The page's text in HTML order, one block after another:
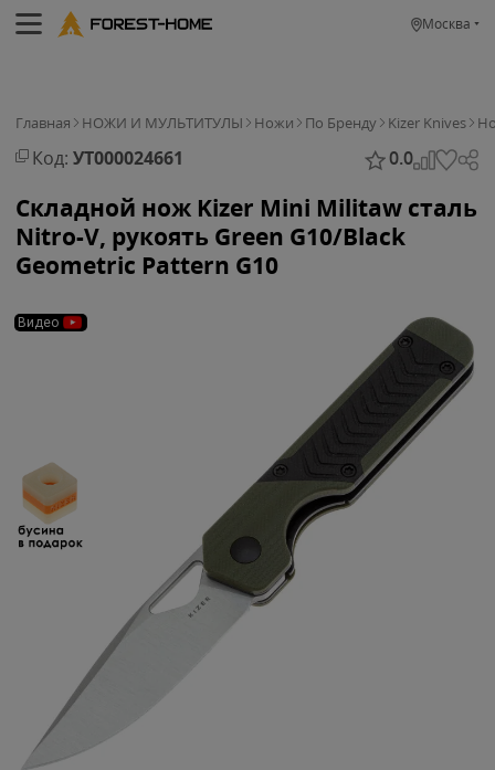
Москва
Главная НОЖИ И МУЛЬТИТУЛЫ Ножи По Бренду Kizer Knives
Код: УТ000024661 0.0
Складной нож Kizer Mini Militaw сталь
Nitro-V, рукоять Green G10/Black
Geometric Pattern G10
Видео